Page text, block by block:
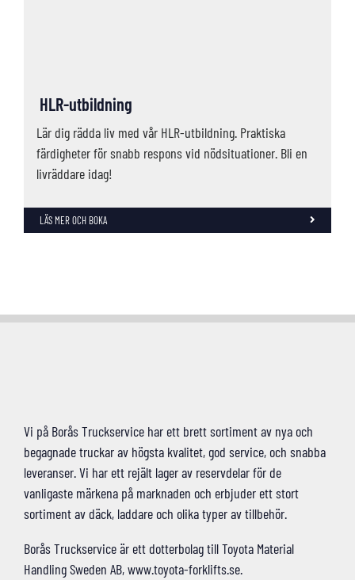
HLR-utbildning
Lär dig rädda liv med vår HLR-utbildning. Praktiska
färdigheter för snabb respons vid nödsituationer. Bli en
livräddare idag!
LÄS MER OCH BOKA
Vi på Borås Truckservice har ett brett sortiment av nya och
begagnade truckar av högsta kvalitet, god service, och snabba
leveranser. Vi har ett rejält lager av reservdelar för de
vanligaste märkena på marknaden och erbjuder ett stort
sortiment av däck, laddare och olika typer av tillbehör.
Borås Truckservice är ett dotterbolag till Toyota Material
Handling Sweden AB, www.toyota-forklifts.se.